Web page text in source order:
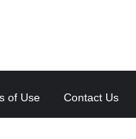
of Use Contact Us